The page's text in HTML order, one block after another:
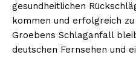
gesundheitlichen
kommen und erfolgreich
Groebens Schlaganfall
deutschen Fernsehen und